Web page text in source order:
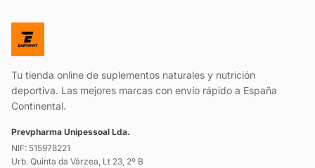
Tu tienda online de suplementos naturales y nutrición
deportiva. Las mejores marcas con envío rápido a España
Continental.
Prevpharma Unipessoal Lda.
NIF: 515978221
Urb. Quinta da Várzea, Lt 23, 2º B